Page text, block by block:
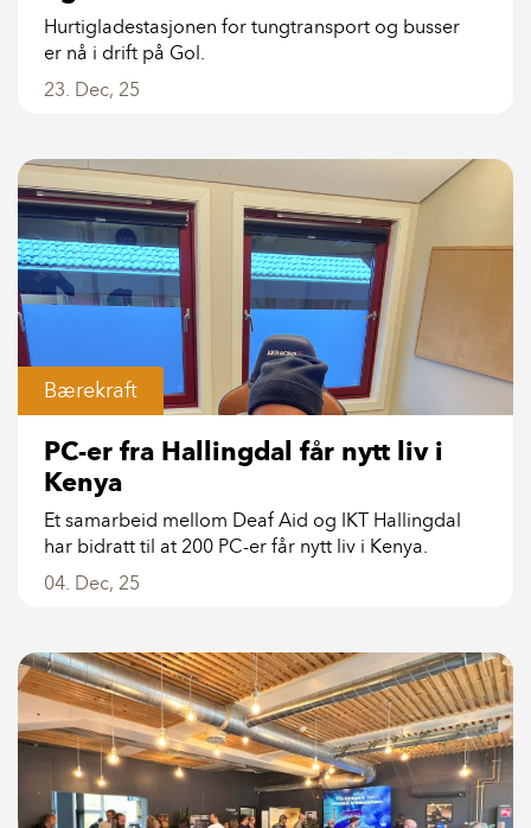
Hurtigladestasjonen for tungtransport og busser
er nå i drift på Gol.
23. Dec, 25
Bærekraft
PC-er fra Hallingdal får nytt liv i
Kenya
Et samarbeid mellom Deaf Aid og IKT Hallingdal
har bidratt til at 200 PC-er får nytt liv i Kenya.
04. Dec, 25